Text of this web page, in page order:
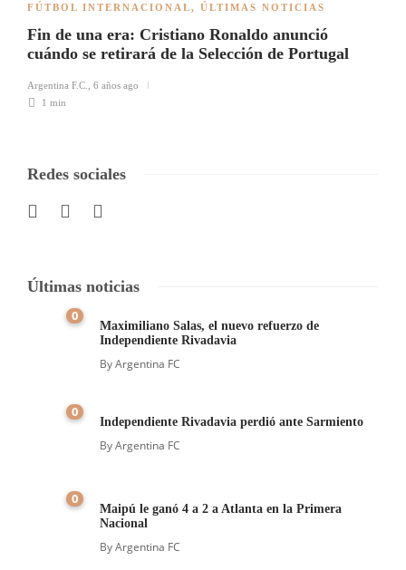
FÚTBOL INTERNACIONAL, ÚLTIMAS NOTICIAS
Fin de una era: Cristiano Ronaldo anunció
cuándo se retirará de la Selección de Portugal
Argentina F.C.
6 años ago
1 min
Redes sociales
Últimas noticias
0
Maximiliano Salas, el nuevo refuerzo de
Independiente Rivadavia
ByArgentina FC
0
Independiente Rivadavia perdió ante Sarmiento
ByArgentina FC
0
Maipú le ganó 4 a 2 a Atlanta en la Primera
Nacional
ByArgentina FC